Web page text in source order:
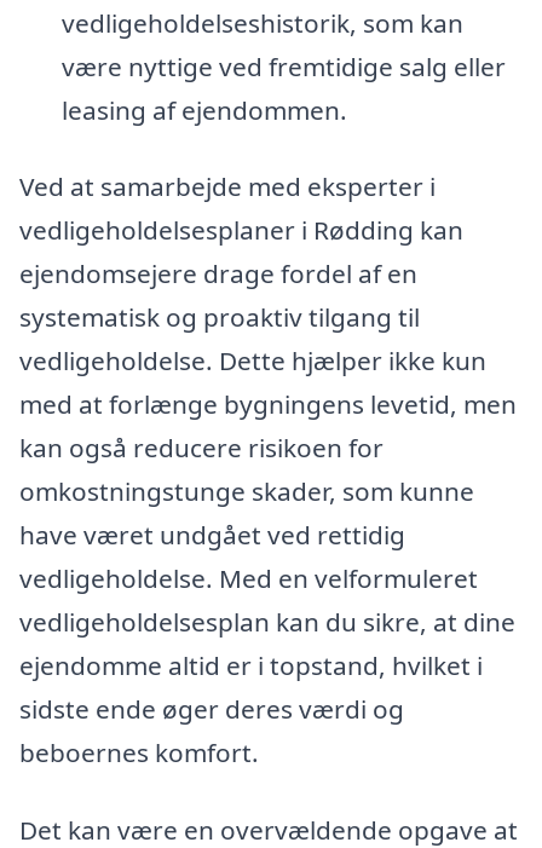
vedligeholdelseshistorik, som kan
være nyttige ved fremtidige salg eller
leasing af ejendommen.
Ved at samarbejde med eksperter i
vedligeholdelsesplaner i Rødding kan
ejendomsejere drage fordel af en
systematisk og proaktiv tilgang til
vedligeholdelse. Dette hjælper ikke kun
med at forlænge bygningens levetid, men
kan også reducere risikoen for
omkostningstunge skader, som kunne
have været undgået ved rettidig
vedligeholdelse. Med en velformuleret
vedligeholdelsesplan kan du sikre, at dine
ejendomme altid er i topstand, hvilket i
sidste ende øger deres værdi og
beboernes komfort.
Det kan være en overvældende opgave at